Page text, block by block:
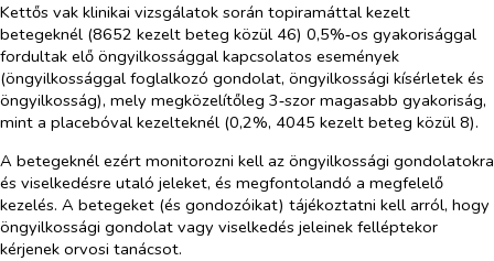
Kettős vak klinikai vizsgálatok során topiramáttal kezelt
betegeknél (8652 kezelt beteg közül 46) 0,5%‑os gyakorisággal
fordultak elő öngyilkossággal kapcsolatos események
(öngyilkossággal foglalkozó gondolat, öngyilkossági kísérletek és
öngyilkosság), mely megközelítőleg 3‑szor magasabb gyakoriság,
mint a placebóval kezelteknél (0,2%, 4045 kezelt beteg közül 8).
A betegeknél ezért monitorozni kell az öngyilkossági gondolatokra
és viselkedésre utaló jeleket, és megfontolandó a megfelelő
kezelés. A betegeket (és gondozóikat) tájékoztatni kell arról, hogy
öngyilkossági gondolat vagy viselkedés jeleinek felléptekor
kérjenek orvosi tanácsot.